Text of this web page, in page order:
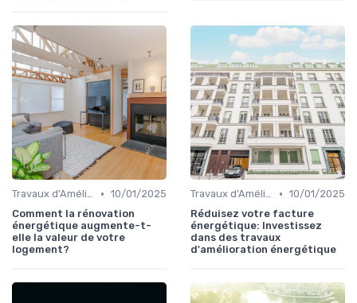
Travaux d'Amélioration Énergétique • 10/01/2025
Comment la rénovation
énergétique augmente-t-
elle la valeur de votre
logement?
Travaux d'Amélioration Énergétique • 10/01/2025
Réduisez votre facture
énergétique: Investissez
dans des travaux
d'amélioration énergétique